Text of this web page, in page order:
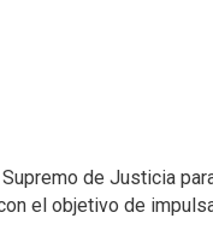
de Justicia
el objetivo de